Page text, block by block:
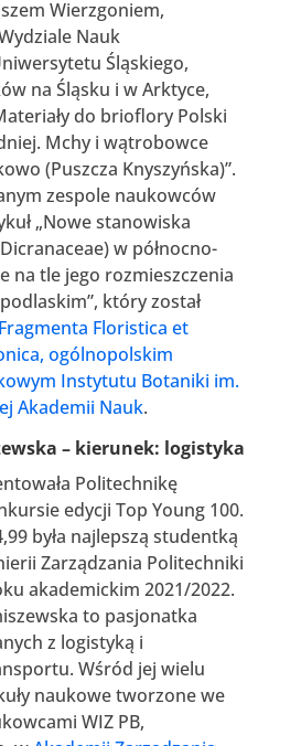
Wierzgoniem,
Nauk
Śląskiego,
na Śląsku i w Arktyce,
do brioflory Polski
Mchy i wątrobowce
(Puszcza Knyszyńska)”.
zespole naukowców
„Nowe stanowiska
w północno-
na tle jego rozmieszczenia
który został
Fragmenta Floristica et
ogólnopolskim
Instytutu Botaniki im.
Akademii Nauk.
– kierunek: logistyka
Politechnikę
edycji Top Young 100.
była najlepszą studentką
Zarządzania Politechniki
akademickim 2021/2022.
to pasjonatka
z logistyką i
Wśród jej wielu
naukowe tworzone we
WIZ PB,